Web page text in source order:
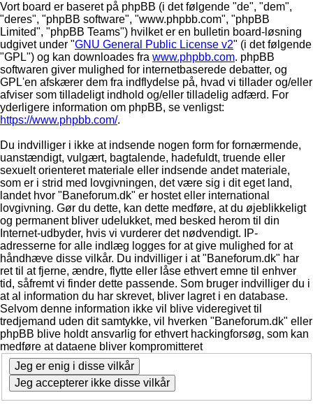
Vort board er baseret på phpBB (i det følgende "de", "dem",
"deres", "phpBB software", "www.phpbb.com", "phpBB
Limited", "phpBB Teams") hvilket er en bulletin board-løsning
udgivet under "GNU General Public License v2" (i det følgende
"GPL") og kan downloades fra www.phpbb.com. phpBB
softwaren giver mulighed for internetbaserede debatter, og
GPL'en afskærer dem fra indflydelse på, hvad vi tillader og/eller
afviser som tilladeligt indhold og/eller tilladelig adfærd. For
yderligere information om phpBB, se venligst:
https://www.phpbb.com/.
Du indvilliger i ikke at indsende nogen form for fornærmende,
uanstændigt, vulgært, bagtalende, hadefuldt, truende eller
sexuelt orienteret materiale eller indsende andet materiale,
som er i strid med lovgivningen, det være sig i dit eget land,
landet hvor "Baneforum.dk" er hostet eller international
lovgivning. Gør du dette, kan dette medføre, at du øjeblikkeligt
og permanent bliver udelukket, med besked herom til din
Internet-udbyder, hvis vi vurderer det nødvendigt. IP-
adresserne for alle indlæg logges for at give mulighed for at
håndhæve disse vilkår. Du indvilliger i at "Baneforum.dk" har
ret til at fjerne, ændre, flytte eller låse ethvert emne til enhver
tid, såfremt vi finder dette passende. Som bruger indvilliger du i
at al information du har skrevet, bliver lagret i en database.
Selvom denne information ikke vil blive videregivet til
tredjemand uden dit samtykke, vil hverken "Baneforum.dk" eller
phpBB blive holdt ansvarlig for ethvert hackingforsøg, som kan
medføre at dataene bliver kompromitteret